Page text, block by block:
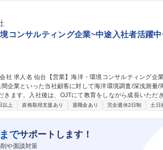
エンジニア）■エンジニア（DX edgeソリューション企画・
ャリスト★オープンポジション★(マネジメント級)
コンサルティング企業~中途入社者活躍
者活躍中～手
。入社後は、OJTにて教育をしながら成長いただきます。 【具体
顧客に対して海洋環境調査/深浅測量/海底探査等の案件
ど)を行います。受注後は、顧客のご要望を聞きながら、
務内容の変更の範囲：当社業務全般 募集職種 仙台【営業】海洋・環
入社者活躍中～手当充実
以上 資格取得支援あり 退職金あり 完全週休2日制 土日
でサポートします！
や面談対策